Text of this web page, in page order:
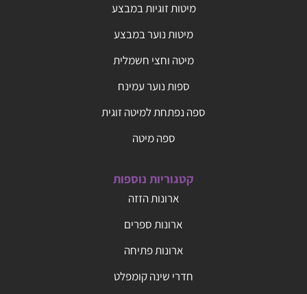
מיטות זוגיות במבצע
מיטות נוער במבצע
מיטה וחצי חשמלית
ספות נוער עמינח
ספה נפתחת למיטה זוגית
ספה מיטה
קטגוריות נוספות
ארונות הזזה
ארונות ספרים
ארונות פתיחה
חדרי שינה קומפלט